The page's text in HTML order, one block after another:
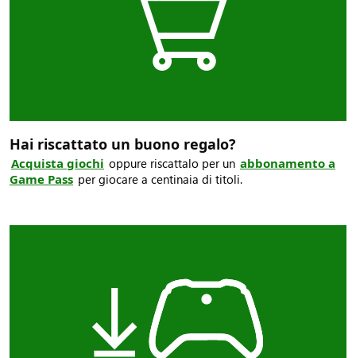
Hai riscattato un buono regalo?
Acquista giochi oppure riscattalo per un abbonamento a
Game Pass per giocare a centinaia di titoli.